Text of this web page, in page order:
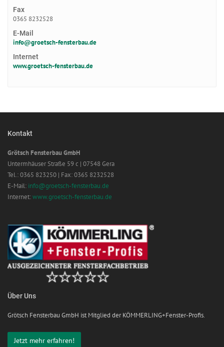
Fax
0365 8232528
E-Mail
info@groetsch-fensterbau.de
Internet
www.groetsch-fensterbau.de
Kontakt
Grötsch Fensterbau GmbH
Untermhäuser Straße 59 c | 07548 Gera
Tel.: 0365 823250 | Fax: 0365 8232528
E-Mail: info@groetsch-fensterbau.de
Internet:www.groetsch-fensterbau.de
Über Uns
Grötsch Fensterbau GmbH ist Mitglied der KÖMMERLING+Fenster-Profis.
Jetzt mehr erfahren!